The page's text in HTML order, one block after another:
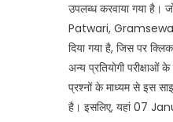
उपलब्ध करवाया गया
Patwari, Gramsewak
दिया गया है, जिस पर
अन्य प्रतियोगी
प्रश्नों के माध्यम से इस
है। इसलिए, यहां 07